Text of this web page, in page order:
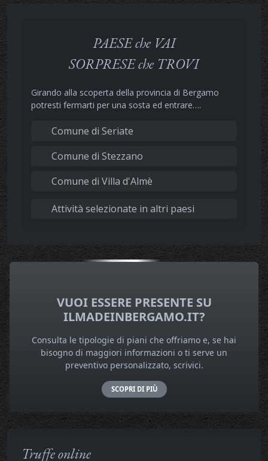
PAESE che VAI
SORPRESE che TROVI
Girando alla scoperta della provincia di Bergamo
potresti fermarti per una sosta ed entrare….
Comune di Seriate
Comune di Stezzano
Comune di Villa d'Almè
Attività selezionate in altri paesi
VUOI ESSERE PRESENTE SU
ILMADEINBERGAMO.IT?
Consulta le tipologie di piani che offriamo e, se hai
bisogno di maggiori informazioni o ti serve un
preventivo personalizzato, scrivici.
SCOPRI DI PIÙ
Truffe online